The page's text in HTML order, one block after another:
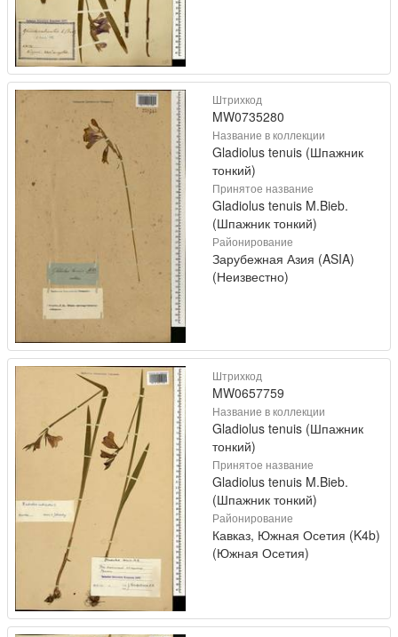
Штрихкод
MW0735280
Название в коллекции
Gladiolus tenuis (Шпажник
тонкий)
Принятое название
Gladiolus tenuis M.Bieb.
(Шпажник тонкий)
Районирование
Зарубежная Азия (ASIA)
(Неизвестно)
Штрихкод
MW0657759
Название в коллекции
Gladiolus tenuis (Шпажник
тонкий)
Принятое название
Gladiolus tenuis M.Bieb.
(Шпажник тонкий)
Районирование
Кавказ, Южная Осетия (K4b)
(Южная Осетия)